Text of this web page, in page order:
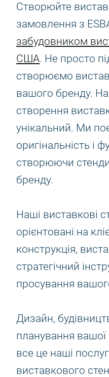
Створюйте
замовлення з
забудовником
США. Не просто
створюємо
вашого бренду.
створення
унікальний. Ми
оригінальність і
створюючи
бренду.
Наші виставкові
орієнтовані на
конструкція,
стратегічний
просування
Дизайн,
планування вашої
все це наші
виставкового